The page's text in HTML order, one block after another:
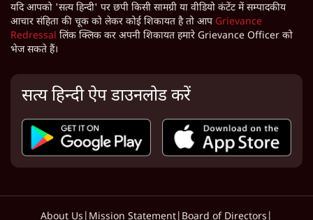
यदि आपको 'सत्य हिन्दी' पर छपी किसी सामग्री या वीडियो कंटेंट में सम्पादकीय
आचार संहिता की चूक को लेकर कोई शिकायत है तो आप Grievance
Redressal लिंक क्लिक कर अपनी शिकायत हमारे Grievance Officer को
भेज सकते हैं।
सत्य हिन्दी ऐप डाउनलोड करें
About Us Mission Statement Board of Directors